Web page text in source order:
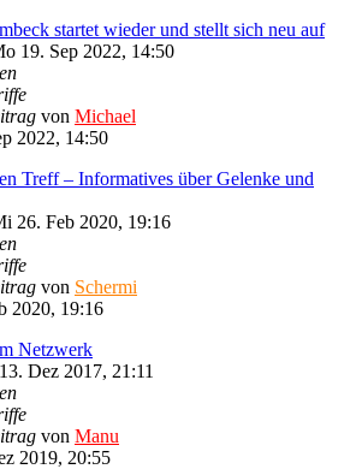
startet wieder und stellt sich neu auf
19. Sep 2022, 14:50
von Michael
2022, 14:50
Treff – Informatives über Gelenke und
26. Feb 2020, 19:16
von Schermi
2020, 19:16
Netzwerk
Dez 2017, 21:11
von Manu
2019, 20:55